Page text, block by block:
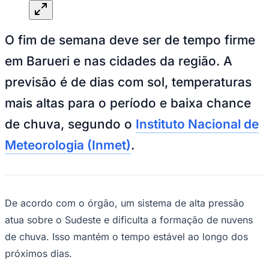
Panorama Econômico
Panorama Econômico
Para Sua Empresa
Anuncie no Portal
Verificar EmpresaNovo
Anunciar Vagas
Publicidade Legal
NBA
Fórmula 1
Atletismo
Vôlei
NBB
O fim de semana deve ser de tempo firme
em Barueri e nas cidades da região. A
previsão é de dias com sol, temperaturas
mais altas para o período e baixa chance
de chuva, segundo o Instituto Nacional de
Meteorologia (Inmet).
De acordo com o órgão, um sistema de alta pressão
atua sobre o Sudeste e dificulta a formação de nuvens
de chuva. Isso mantém o tempo estável ao longo dos
próximos dias.